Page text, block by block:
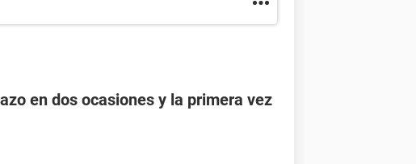
en dos ocasiones y la primera vez